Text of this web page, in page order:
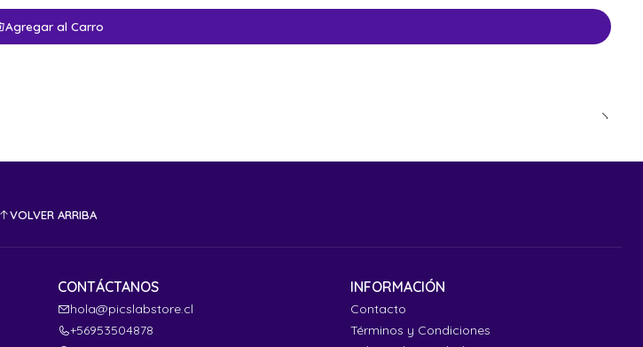
Agregar al Carro
VOLVER ARRIBA
CONTÁCTANOS
hola@picslabstore.cl
+56953504878
INFORMACIÓN
Contacto
Términos y Condiciones